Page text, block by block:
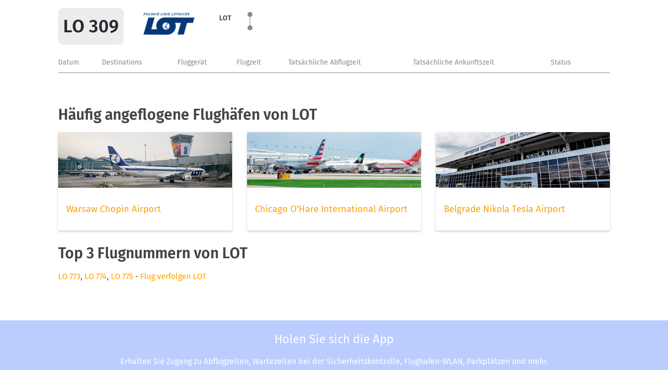
LO 309 LOT
Datum Destinations Fluggerät Flugzeit Tatsächliche Abflugzeit Tatsächliche Ankunftszeit Status
Häufig angeflogene Flughäfen von LOT
Warsaw Chopin Airport Chicago O'Hare International Airport Belgrade Nikola Tesla Airport
Top 3 Flugnummern von LOT
LO 773, LO 774, LO 775 - Flug verfolgen LOT
Holen Sie sich die App
Erhalten Sie Zugang zu Abflugzeiten, Wartezeiten bei der Sicherheitskontrolle, Flughafen-WLAN, Parkplätzen und mehr.